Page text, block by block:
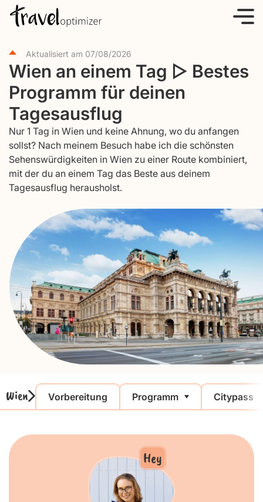
Aktualisiert am 07/08/2026
Wien an einem Tag ▷ Bestes
Programm für deinen
Tagesausflug
Nur 1 Tag in Wien und keine Ahnung, wo du anfangen
sollst? Nach meinem Besuch habe ich die schönsten
Sehenswürdigkeiten in Wien zu einer Route kombiniert,
mit der du an einem Tag das Beste aus deinem
Tagesausflug herausholst.
Wien Vorbereitung Programm Citypass
Hey